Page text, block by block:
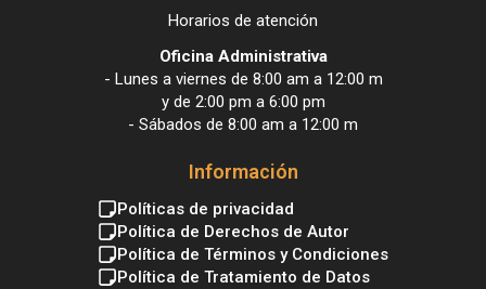
Horarios de atención
Oficina Administrativa
- Lunes a viernes de 8:00 am a 12:00 m
y de 2:00 pm a 6:00 pm
- Sábados de 8:00 am a 12:00 m
Información
Políticas de privacidad
Política de Derechos de Autor
Política de Términos y Condiciones
Política de Tratamiento de Datos